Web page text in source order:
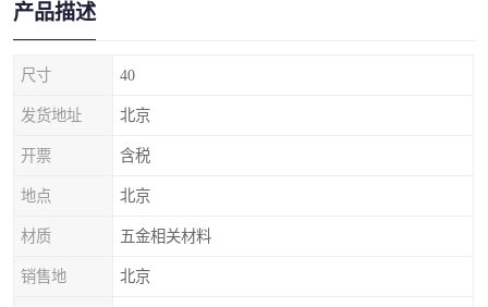
产品描述
尺寸 40
发货地址 北京
开票 含税
地点 北京
材质 五金相关材料
销售地 北京